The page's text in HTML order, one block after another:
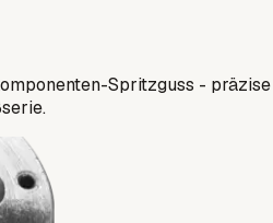
Spritzguss - präzise